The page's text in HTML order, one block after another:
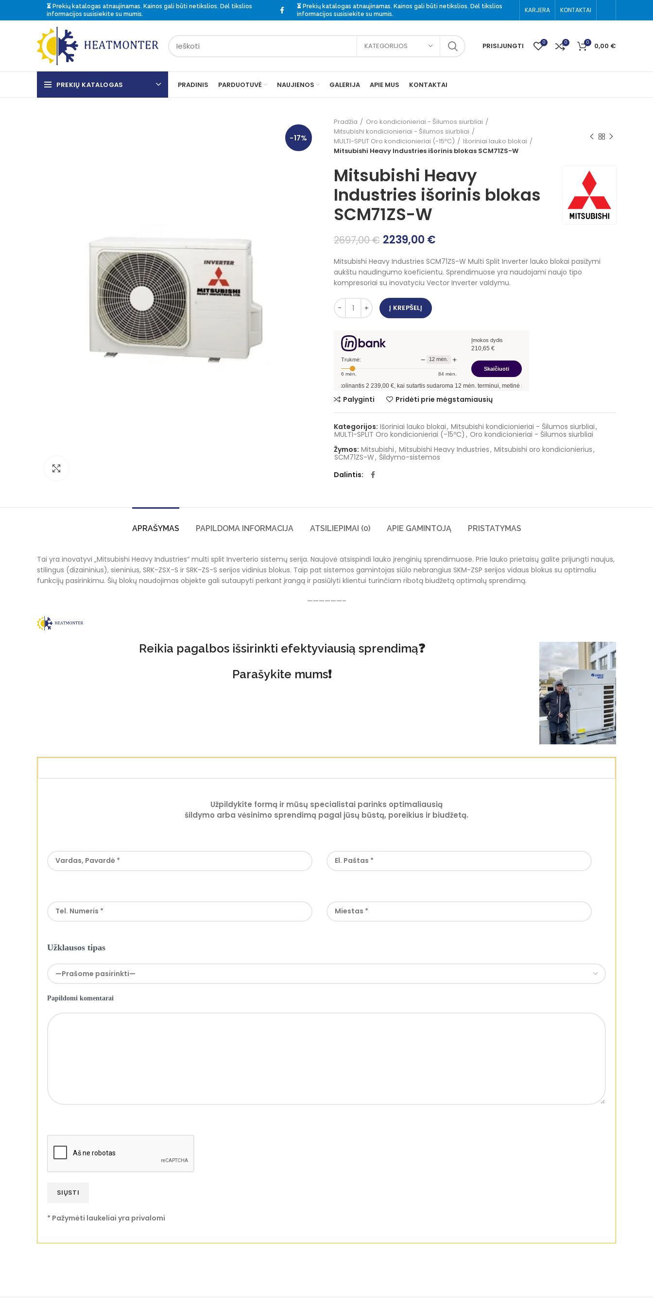
⏳ Prekių katalogas atnaujinamas. Kainos gali būti netikslios. Dėl tikslios
informacijos susisiekite su mumis.
⏳ Prekių katalogas atnaujinamas. Kainos gali būti netikslios. Dėl tikslios
informacijossusisiekite su mumis. KARJERA KONTAKTAI
KATEGORIJOS PRISIJUNGTI 0 0 0 0,00 €
PREKIŲ KATALOGAS PRADINIS PARDUOTUVĖ NAUJIENOS GALERIJA APIE MUS KONTAKTAI
-17%
Pradžia
Oro kondicionieriai - Šilumos siurbliai
Mitsubishi kondicionieriai - Šilumos siurbliai
MULTI-SPLIT Oro kondicionieriai (-15ºC)
Išoriniai lauko blokai
Mitsubishi Heavy Industries išorinis blokas SCM71ZS-W
Mitsubishi Heavy
Industries išorinis blokas
SCM71ZS-W
2697,00€ Original
was:
2697,00 €.
2239,00 €
is:
2239,00 €.
Mitsubishi Heavy Industries SCM71ZS-W Multi Split Inverter lauko blokai pasižymi
aukštu naudingumo koeficientu. Sprendimuose yra naudojami naujo tipo
kompresoriai su inovatyciu Vector Inverter valdymu.
Į KREPŠELĮ
Trukmė: − 12 mėn. +
6 mėn. 84mėn.
Įmokos dydis
210,65 €
Skaičiuoti
2 239,00€, kai sutartis sudaroma12mėn. terminui, metinė palūkanų norma –
Palyginti Pridėti prie mėgstamiausių
Kategorijos: Išoriniai lauko blokai, Mitsubishi kondicionieriai - Šilumos siurbliai,
MULTI-SPLIT Oro kondicionieriai (-15ºC) , Oro kondicionieriai - Šilumos siurbliai
Žymos: Mitsubishi, Mitsubishi Heavy Industries, Mitsubishi oro kondicionierius,
SCM71ZS-W, Šildymo-sistemos
Dalintis
APRAŠYMAS PAPILDOMA INFORMACIJA ATSILIEPIMAI (0) APIE GAMINTOJĄ PRISTATYMAS
Tai yra inovatyvi „Mitsubishi Heavy Industries“ multi split Inverterio sistemų serija. Naujovė atsispindi lauko įrenginių sprendimuose. Prie lauko prietaisų galite prijungti naujus,
stilingus (dizaininius), sieninius, SRK-ZSX-S ir SRK-ZS-S serijos vidinius blokus. Taip pat sistemos gamintojas siūlo nebrangius SKM-ZSP serijos vidaus blokus su optimaliu
funkcijų pasirinkimu. Šių blokų naudojimas objekte gali sutaupyti perkant įrangą ir pasiūlyti klientui turinčiam ribotą biudžetą optimalų sprendimą.
——————–
Reikia pagalbos išsirinkti efektyviausią sprendimą❓
Parašykite mums❗
Užpildykite formą ir mūsų specialistai parinks optimaliausią
šildymo arba vėsinimo sprendimą pagal jūsų būstą, poreikius ir biudžetą.
Užklausos tipas
Papildomi komentarai
* Pažymėti laukeliai yra privalomi